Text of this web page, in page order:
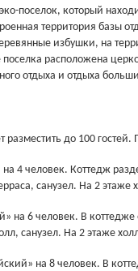
поселок, который
территория базы
избушки, на
расположена
отдыха и отдыха
до 100
4 человек. Коттедж
санузел. На 2
на 6 человек. В
санузел. На 2 этаже
на 8 человек. В